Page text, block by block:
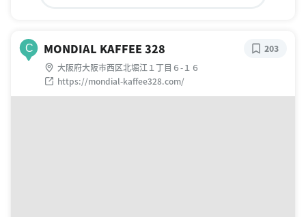
C MONDIAL KAFFEE 328
大阪府大阪市西区北堀江１丁目６-１６
https://mondial-kaffee328.com/
203